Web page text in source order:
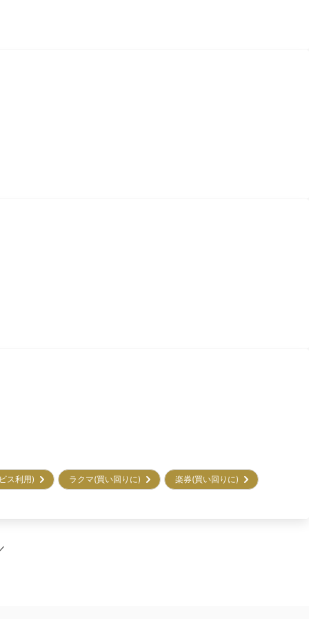
ビス利用) ラクマ(買い回りに)
楽券(買い回りに)